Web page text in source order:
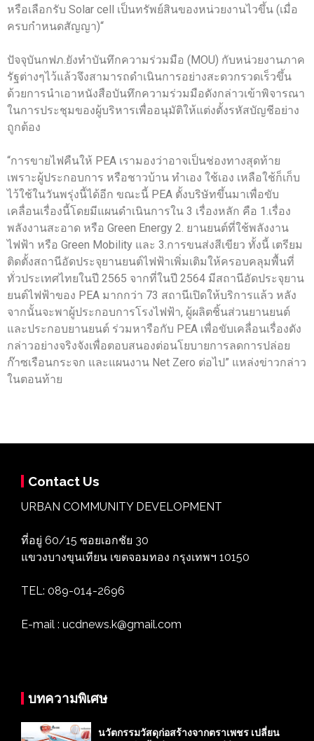
หรือเลือกรับ Solar cell เป็นทรัพย์สินของหน่วยงานไวขึ้น (เมื่อ
ครบกำหนดสัญญา)“
ปัจจุบันกฟภ.ยังทำบันทึกความร่วมมือ (MOU) กับหน่วยงานภาค
รัฐต่างๆไว้แล้วจึงสามารถดำเนินการอย่างสะดวกรวดเร็วขึ้น
ด้วยการนำเอาหนังสือบันทึกความร่วมมือดังกล่าวเข้าพิจารณา
ในการประชุมของผู้บริหารเพื่ออนุมัติให้แต่งตั้งรหัสบัญชีอย่าง
ถูกต้อง
“การขายไฟคืนให้ PEA เรามองว่าอาจเป็นช่องทางสุดท้าย
เพราะผู้ประกอบการ หรือชาวบ้าน ทำเอง ใช้เอง เหลือใช้ก็เก็บ
ไว้ใช้ในวันพรุ่งนี้ได้อีก ขณะนี้ PEA ตั้งบริษัทขึ้นมาเพื่อขับ
เคลื่อนเรื่องนี้โดยมีแผนดำเนินการใน 3 เรื่องหลัก คือ 1.เรื่อง
พลังงานสะอาด หรือ Green Energy 2. ยานยนต์ที่ใช้พลังงาน
ไฟฟ้า หรือ Green Mobility และ 3.การขนส่งสีเขียว ทั้งนี้ เตรียม
ติดตั้งสถานีอัดประจุยานยนต์ไฟฟ้าเพิ่มเติมให้ครอบคลุมพื้นที่
ทั่วประเทศไทยในปี 2565 จากที่ในปี 2564 มีสถานีอัดประจุยาน
ยนต์ไฟฟ้าของ PEA มากกว่า 73 สถานีเปิดให้บริการแล้ว หลัง
จากนั้นจะพาผู้ประกอบการโรงไฟฟ้า, ผู้ผลิตชิ้นส่วนยานยนต์
และประกอบยานยนต์ ร่วมหารือกับ PEA เพื่อขับเคลื่อนเรื่องดัง
กล่าวอย่างจริงจังเพื่อตอบสนองต่อนโยบายการลดการปล่อย
ก๊าซเรือนกระจก และแผนงาน Net Zero ต่อไป” แหล่งข่าวกล่าว
ในตอนท้าย
Contact Us
URBAN COMMUNITY DEVELOPMENT
ที่อยู่ 60/15 ซอยเอกชัย 30
แขวงบางขุนเทียน เขตจอมทอง กรุงเทพฯ 10150
TEL: 089-014-2696
E-mail : ucdnews.k@gmail.com
บทความพิเศษ
นวัตกรรมวัสดุก่อสร้างจากตราเพชร เปลี่ยน